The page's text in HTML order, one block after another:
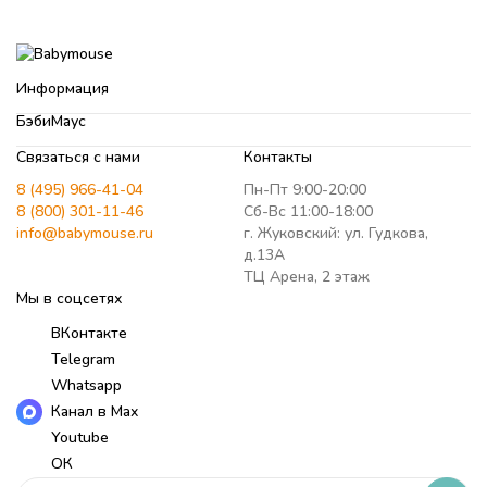
Информация
БэбиМаус
Связаться с нами
8 (495) 966-41-04
8 (800) 301-11-46
info@babymouse.ru
Контакты
Пн-Пт 9:00-20:00
Сб-Вс 11:00-18:00
г. Жуковский: ул. Гудкова,
д.13А
ТЦ Арена, 2 этаж
Мы в соцсетях
ВКонтакте
Telegram
Whatsapp
Канал в Max
Youtube
ОК